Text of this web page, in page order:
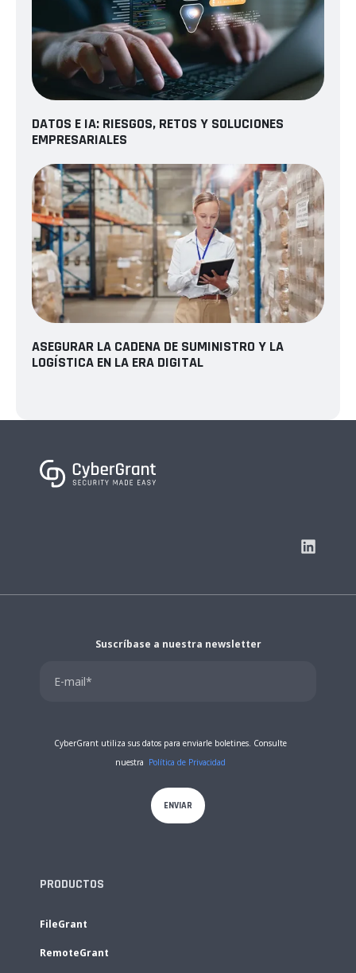
DATOS E IA: RIESGOS, RETOS Y SOLUCIONES
EMPRESARIALES
ASEGURAR LA CADENA DE SUMINISTRO Y LA
LOGÍSTICA EN LA ERA DIGITAL
Suscríbase a nuestra newsletter
CyberGrant utiliza sus datos para enviarle boletines. Consulte
nuestra Política de Privacidad
PRODUCTOS
FileGrant
RemoteGrant